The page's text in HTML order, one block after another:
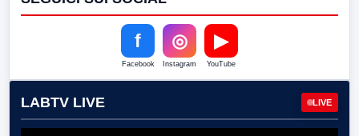
f
Facebook
◎
Instagram
▶
YouTube
LABTV LIVE LIVE